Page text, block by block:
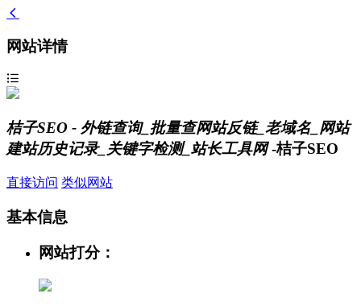
网站详情
桔子SEO - 外链查询_批量查网站反链_老域名_网站
建站历史记录_关键字检测_站长工具网-桔子SEO
直接访问 类似网站
基本信息
网站打分：